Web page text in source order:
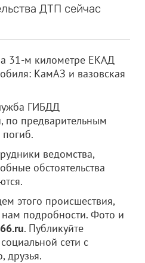
ДТП сейчас
31-м километре ЕКАД
КамАЗ и вазовская
ГИБДД
по предварительным
ведомства,
обстоятельства
этого происшествия,
подробности. Фото и
. Публикуйте
сети с
друзья.